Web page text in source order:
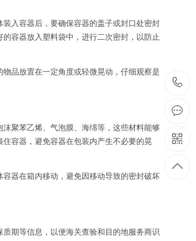
入容器后，要确保容器的盖子或封口处密封
容器放入塑料袋中，进行二次密封，以防止
品放置在一定角度或轻微晃动，仔细观察是
聚苯乙烯、气泡膜、海绵等，这些材料能够
容器，避免容器在包装内产生不必要的晃
器在箱内移动，避免因移动导致的密封破坏
期等信息，以便海关查验和目的地服务商识